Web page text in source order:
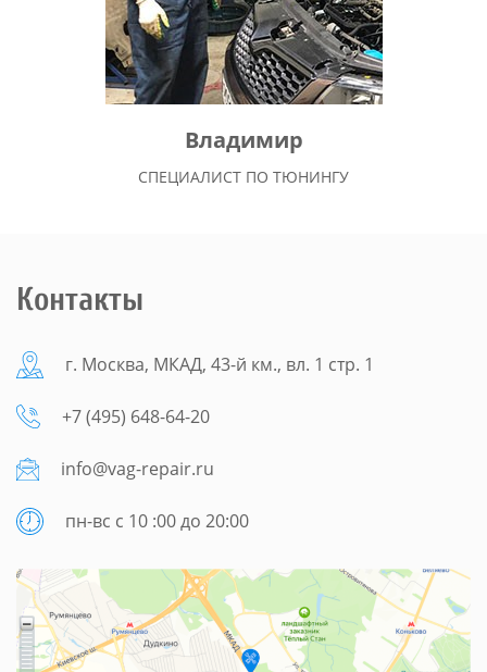
Владимир
СПЕЦИАЛИСТ ПО ТЮНИНГУ
Контакты
г. Москва, МКАД, 43-й км., вл. 1 стр. 1
+7 (495) 648-64-20
info@vag-repair.ru
пн-вс с 10 :00 до 20:00